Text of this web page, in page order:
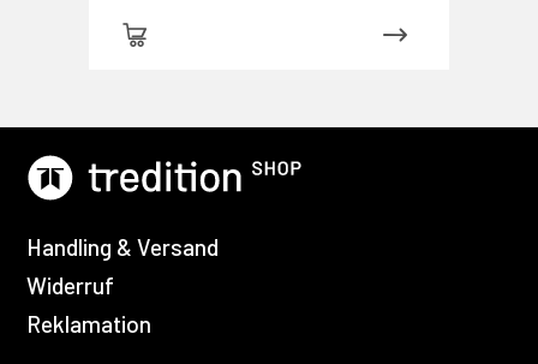
Handling & Versand
Widerruf
Reklamation